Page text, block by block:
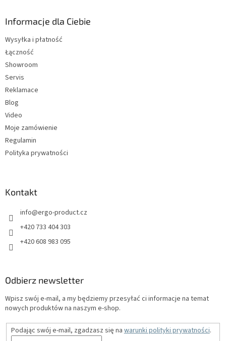
Informacje dla Ciebie
Wysyłka i płatność
Łączność
Showroom
Servis
Reklamace
Blog
Video
Moje zamówienie
Regulamin
Polityka prywatności
Kontakt
info@ergo-product.cz
+420 733 404 303
+420 608 983 095
Odbierz newsletter
Wpisz swój e-mail, a my będziemy przesyłać ci informacje na temat
nowych produktów na naszym e-shop.
Podając swój e-mail, zgadzasz się nawarunki polityki prywatności.